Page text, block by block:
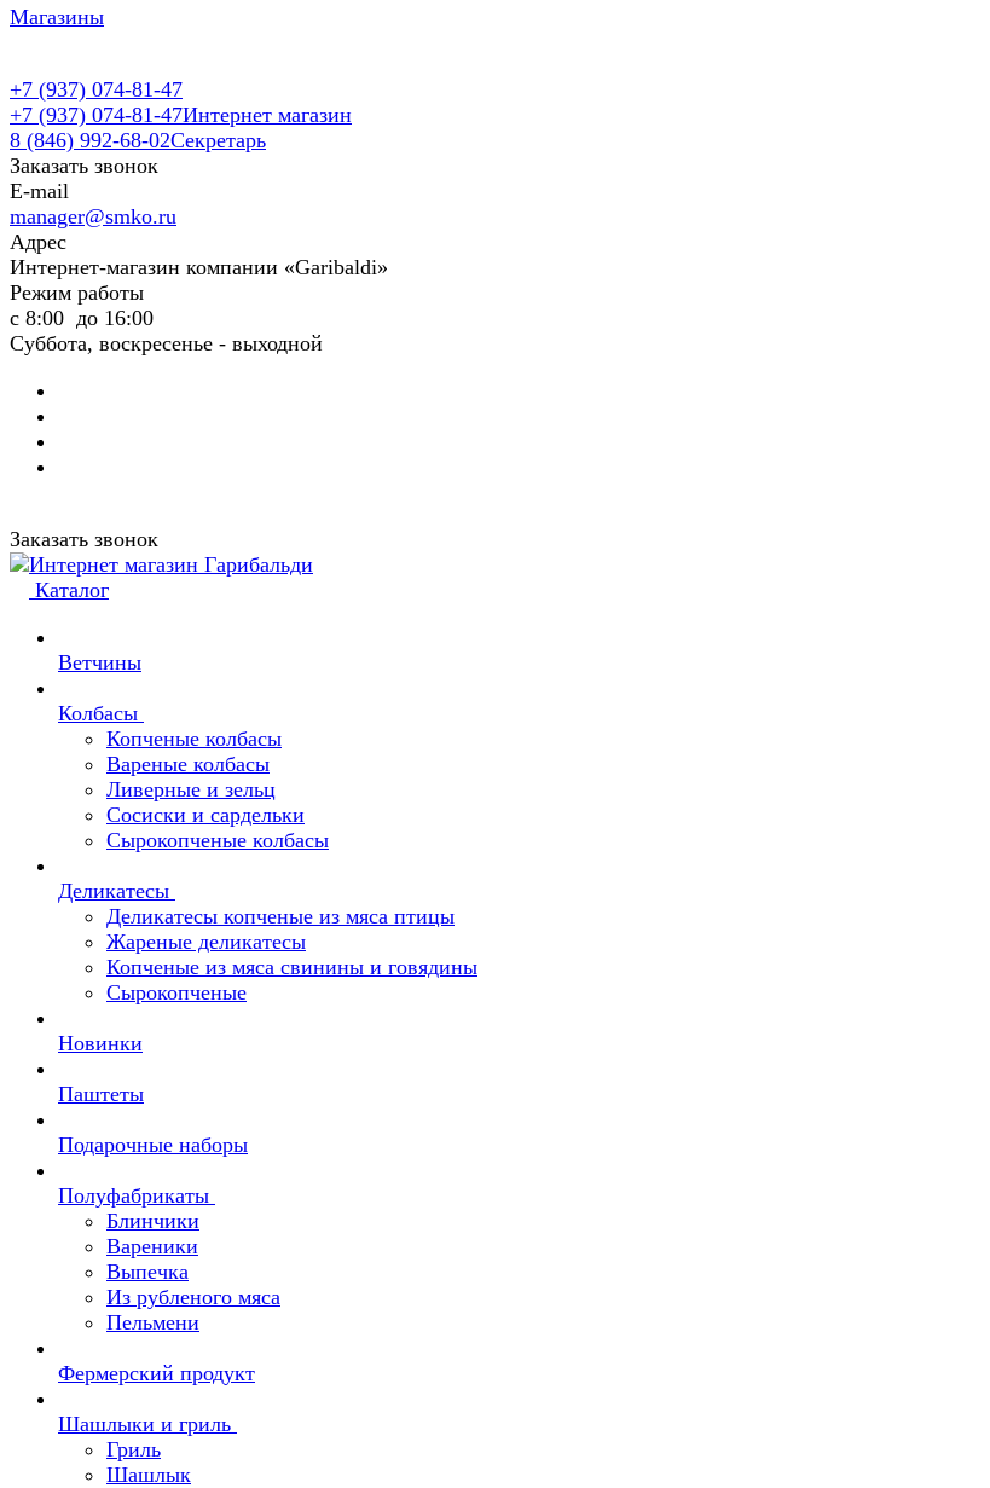
Магазины
+7 (937) 074-81-47
+7 (937) 074-81-47Интернет магазин
8 (846) 992-68-02Секретарь
Заказать звонок
E-mail
manager@smko.ru
Адрес
Интернет-магазин компании «Garibaldi»
Режим работы
с 8:00 до 16:00
Суббота, воскресенье - выходной
Заказать звонок
Каталог
Ветчины
Колбасы
Копченые колбасы
Вареные колбасы
Ливерные и зельц
Сосиски и сардельки
Сырокопченые колбасы
Деликатесы
Деликатесы копченые из мяса птицы
Жареные деликатесы
Копченые из мяса свинины и говядины
Сырокопченые
Новинки
Паштеты
Подарочные наборы
Полуфабрикаты
Блинчики
Вареники
Выпечка
Из рубленого мяса
Пельмени
Фермерский продукт
Шашлыки и гриль
Гриль
Шашлык